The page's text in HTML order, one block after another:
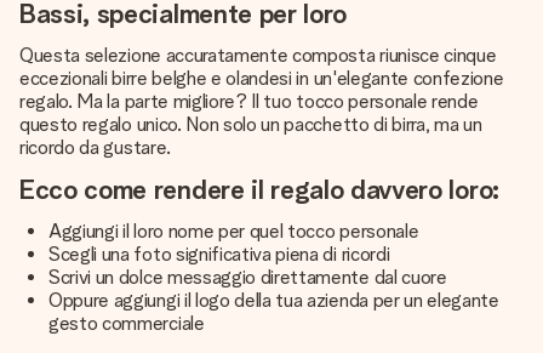
Bassi, specialmente per loro
Questa selezione accuratamente composta riunisce cinque
eccezionali birre belghe e olandesi in un'elegante confezione
regalo. Ma la parte migliore? Il tuo tocco personale rende
questo regalo unico. Non solo un pacchetto di birra, ma un
ricordo da gustare.
Ecco come rendere il regalo davvero loro:
Aggiungi il loro nome per quel tocco personale
Scegli una foto significativa piena di ricordi
Scrivi un dolce messaggio direttamente dal cuore
Oppure aggiungi il logo della tua azienda per un elegante
gesto commerciale